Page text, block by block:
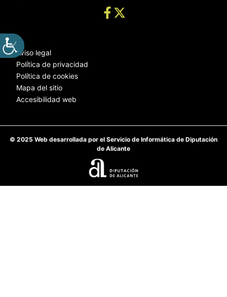
Aviso legal
Política de privacidad
Política de cookies
Mapa del sitio
Accesibilidad web
© 2025 Web desarrollada por el Servicio de Informática de Diputación
de Alicante